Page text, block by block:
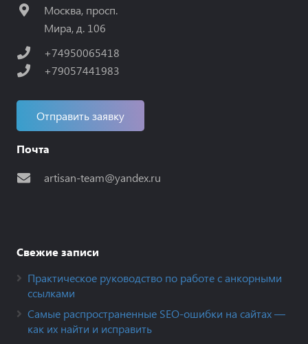
Москва, просп.
Мира, д. 106
+74950065418
+79057441983
Отправить заявку
Почта
artisan-team@yandex.ru
Свежие записи
Практическое руководство по работе с анкорными
ссылками
Самые распространенные SEO-ошибки на сайтах —
как их найти и исправить